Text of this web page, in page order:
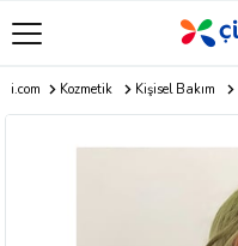
Kozmetik Kişisel Bakım